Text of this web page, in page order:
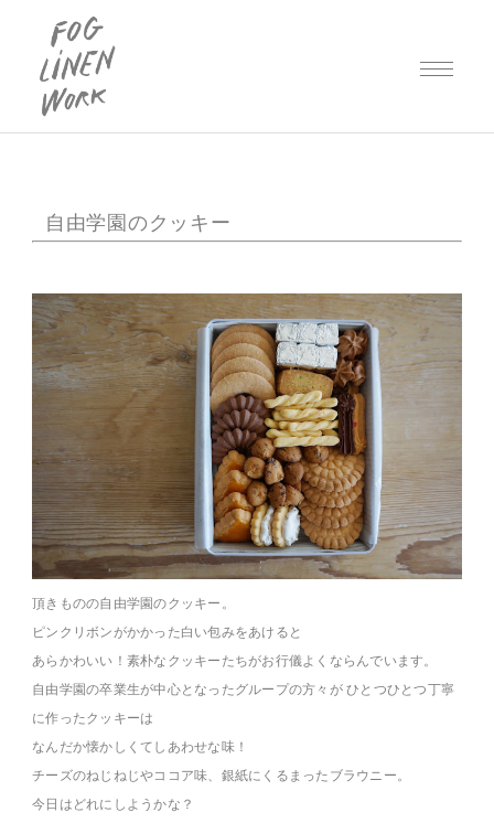
自由学園のクッキー
頂きものの自由学園のクッキー。
ピンクリボンがかかった白い包みをあけると
あらかわいい！素朴なクッキーたちがお行儀よくならんでいます。
自由学園の卒業生が中心となったグループの方々が ひとつひとつ丁寧
に作ったクッキーは
なんだか懐かしくてしあわせな味！
チーズのねじねじやココア味、銀紙にくるまったブラウニー。
今日はどれにしようかな？